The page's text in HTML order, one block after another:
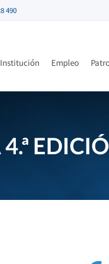
490
Institución Empleo
4.ª